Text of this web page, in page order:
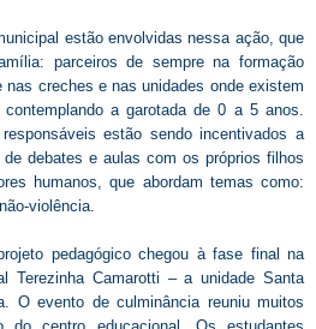
estão envolvidas nessa ação, que
parceiros de sempre na formação
nas creches e nas unidades onde existem
a garotada de 0 a 5 anos.
estão sendo incentivados a
debates e aulas com os próprios filhos
humanos, que abordam temas como:
violência.
pedagógico chegou à fase final na
Terezinha Camarotti – a unidade Santa
O evento de culminância reuniu muitos